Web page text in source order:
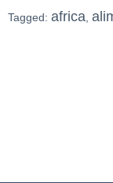
Tagged: africa